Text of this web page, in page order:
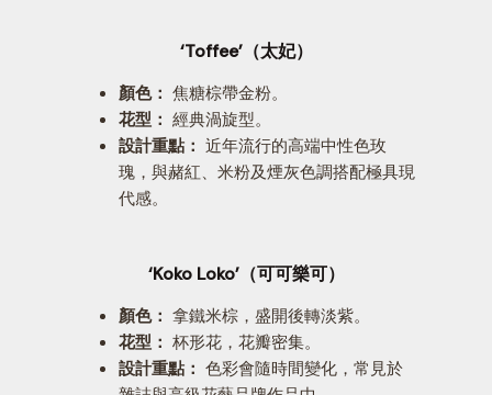
‘Toffee’（太妃）
顏色： 焦糖棕帶金粉。
花型： 經典渦旋型。
設計重點： 近年流行的高端中性色玫
瑰，與赭紅、米粉及煙灰色調搭配極具現
代感。
‘Koko Loko’（可可樂可）
顏色： 拿鐵米棕，盛開後轉淡紫。
花型： 杯形花，花瓣密集。
設計重點： 色彩會隨時間變化，常見於